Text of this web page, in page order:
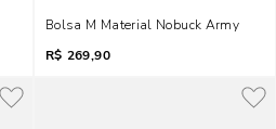
Bolsa M Material Nobuck Army
R$ 269,90